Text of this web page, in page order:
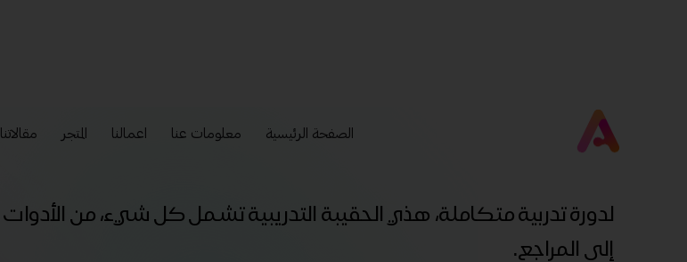
الصفحة الرئيسية معلومات عنا اعمالنا المتجر مقالاتنا
لدورة تدربية متكاملة، هذي الحقيبة التدريبية تشمل كل شيء، من الأدوات
إلى المراجع.